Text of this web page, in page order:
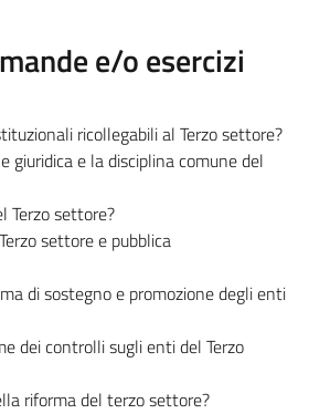
e/o esercizi
ricollegabili al Terzo settore?
giuridica e la disciplina comune del
Terzo settore?
settore e pubblica
di sostegno e promozione degli enti
dei controlli sugli enti del Terzo
riforma del terzo settore?